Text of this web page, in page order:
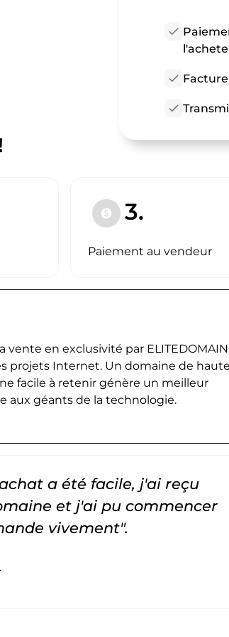
check
check
check
paid 3.
Paiement au vendeur
en exclusivité par
projets Internet. Un domaine de haute
facile à retenir génère un meilleur
aux géants de la technologie.
a été facile, j'ai reçu
et j'ai pu commencer
vivement".